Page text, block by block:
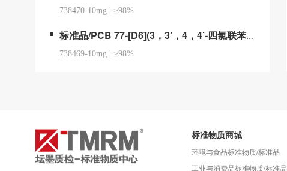
738470-10mg ≥98%
标准品/PCB 77-[D6](3，3’，4，4’-四氯联苯-[D6])/3,3',4,4'-Tetrachlorobiphenyl-d6
738469-10mg ≥98%
标准物质商城
环境与食品标准物质/标准品
工业与消费品标准物质/标准品